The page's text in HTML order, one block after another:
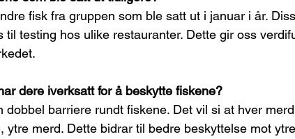
fisk fra gruppen som ble satt ut i januar i år.
til testing hos ulike restauranter. Dette gir oss
dere iverksatt for å beskytte fiskene?
dobbel barriere rundt fiskene. Det vil si at hver
ytre merd. Dette bidrar til bedre beskyttelse mot